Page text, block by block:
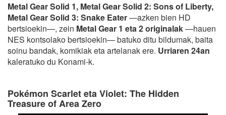
Metal Gear Solid 1, Metal Gear Solid 2: Sons of Liberty,
Metal Gear Solid 3: Snake Eater—azken bien HD
bertsioekin—, zein Metal Gear 1 eta 2 originalak—hauen
NES kontsolako bertsioekin— batuko ditu bildumak, baita
soinu bandak, komikiak eta artelanak ere. Urriaren 24an
kaleratuko du Konami-k.
Pokémon Scarlet eta Violet: The Hidden
Treasure of Area Zero